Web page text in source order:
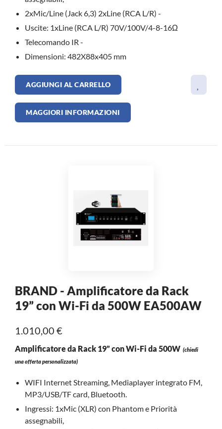
2xMic/Line (Jack 6,3) 2xLine (RCA L/R) -
Uscite: 1xLine (RCA L/R) 70V/100V/4-8-16Ω
Telecomando IR -
Dimensioni: 482X88x405 mm
AGGIUNGI AL CARRELLO
MAGGIORI INFORMAZIONI
BRAND - Amplificatore da Rack
19” con Wi-Fi da 500W EA500AW
1.010,00 €
Amplificatore da Rack 19” con Wi-Fi da 500W (chiedi
una offerta personalizzata)
WIFI Internet Streaming, Mediaplayer integrato FM,
MP3/USB/TF card, Bluetooth.
Ingressi: 1xMic (XLR) con Phantom e Priorità
assegnabili,